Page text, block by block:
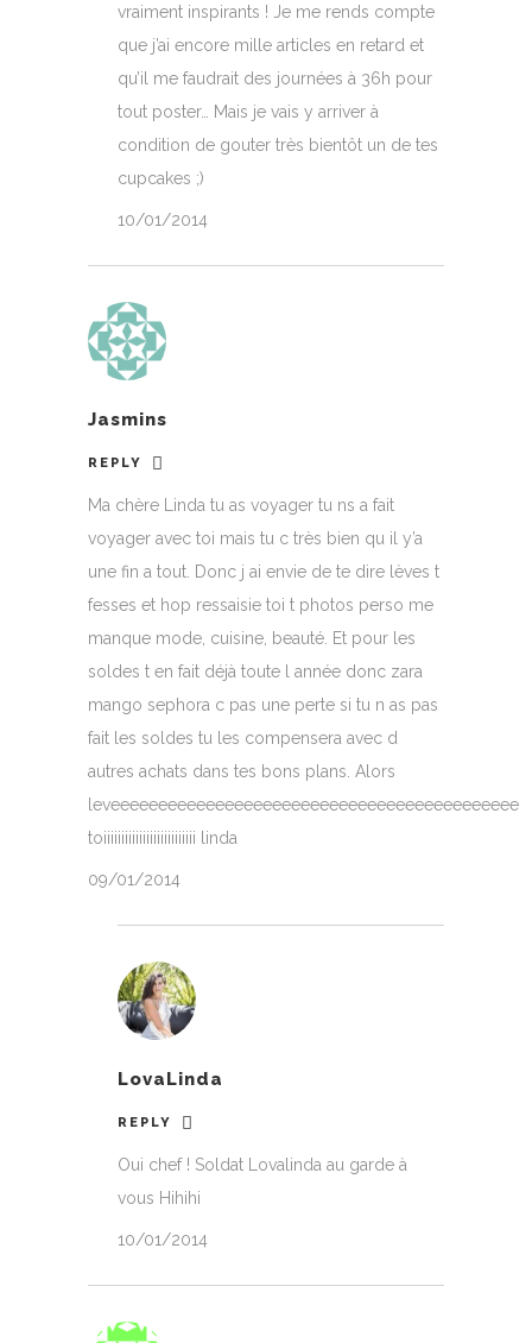
vraiment inspirants ! Je me rends compte
que j’ai encore mille articles en retard et
qu’il me faudrait des journées à 36h pour
tout poster… Mais je vais y arriver à
condition de gouter très bientôt un de tes
cupcakes ;)
10/01/2014
Jasmins
REPLY
Ma chère Linda tu as voyager tu ns a fait
voyager avec toi mais tu c très bien qu il y’a
une fin a tout. Donc j ai envie de te dire lèves t
fesses et hop ressaisie toi t photos perso me
manque mode, cuisine, beauté. Et pour les
soldes t en fait déjà toute l année donc zara
mango sephora c pas une perte si tu n as pas
fait les soldes tu les compensera avec d
autres achats dans tes bons plans. Alors
leveeeeeeeeeeeeeeeeeeeeeeeeeeeeeeeeeeeeeeeeeee
toiiiiiiiiiiiiiiiiiiiiiiiiii linda
09/01/2014
LovaLinda
REPLY
Oui chef ! Soldat Lovalinda au garde à
vous Hihihi
10/01/2014